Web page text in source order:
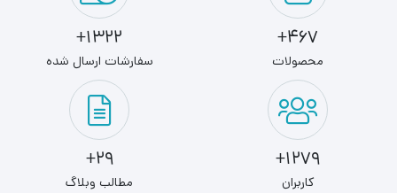
467+
محصولات
1322+
سفارشات ارسال شده
1279+
کاربران
29+
مطالب وبلاگ